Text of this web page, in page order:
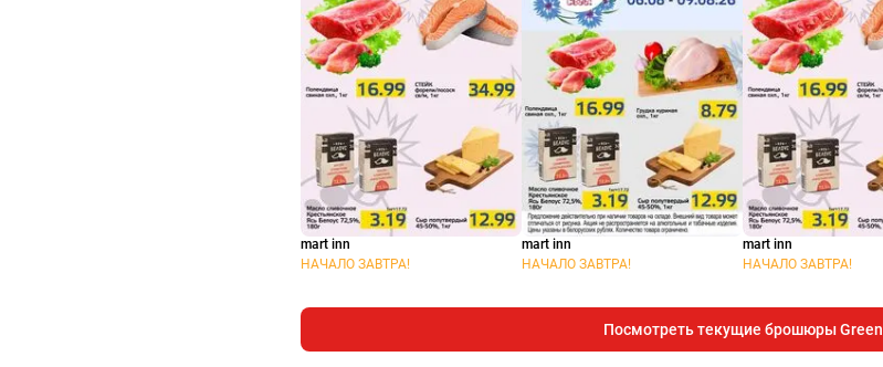
mart inn
НАЧАЛО ЗАВТРА!
mart inn
НАЧАЛО ЗАВТРА!
mart inn
НАЧАЛО ЗАВТРА!
Посмотреть текущие брошюры Green